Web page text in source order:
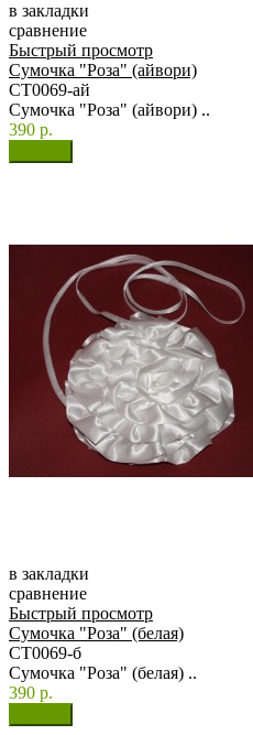
в закладки
сравнение
Быстрый просмотр
Сумочка "Роза" (айвори)
СТ0069-ай
Сумочка "Роза" (айвори) ..
390 р.
в закладки
сравнение
Быстрый просмотр
Сумочка "Роза" (белая)
СТ0069-б
Сумочка "Роза" (белая) ..
390 р.